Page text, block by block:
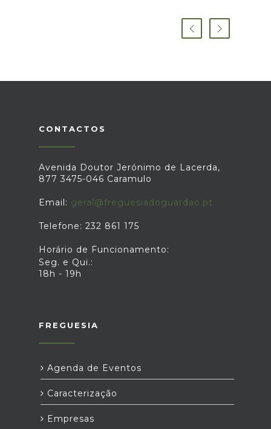
CONTACTOS
Avenida Doutor Jerónimo de Lacerda,
877 3475-046 Caramulo
Email: geral@freguesiadoguardao.pt
Telefone: 232 861 175
Horário de Funcionamento:
Seg. e Qui.:
18h - 19h
FREGUESIA
Agenda de Eventos
Caracterização
Empresas